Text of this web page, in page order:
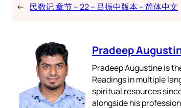
← 民数记 章节 – 22 – 吕振中版本 – 简体中文
Pradeep
Pradeep Augustine is
Readings in multiple
spiritual resources
alongside his